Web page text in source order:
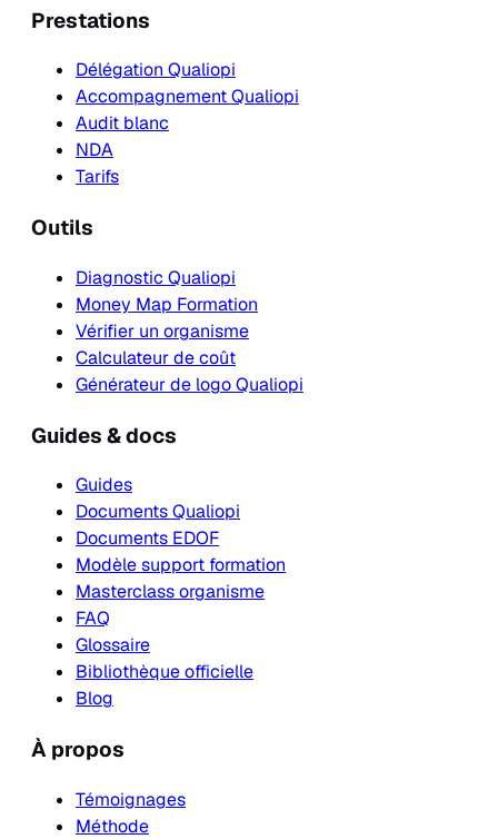
Prestations
Délégation Qualiopi
Accompagnement Qualiopi
Audit blanc
NDA
Tarifs
Outils
Diagnostic Qualiopi
Money Map Formation
Vérifier un organisme
Calculateur de coût
Générateur de logo Qualiopi
Guides & docs
Guides
Documents Qualiopi
Documents EDOF
Modèle support formation
Masterclass organisme
FAQ
Glossaire
Bibliothèque officielle
Blog
À propos
Témoignages
Méthode